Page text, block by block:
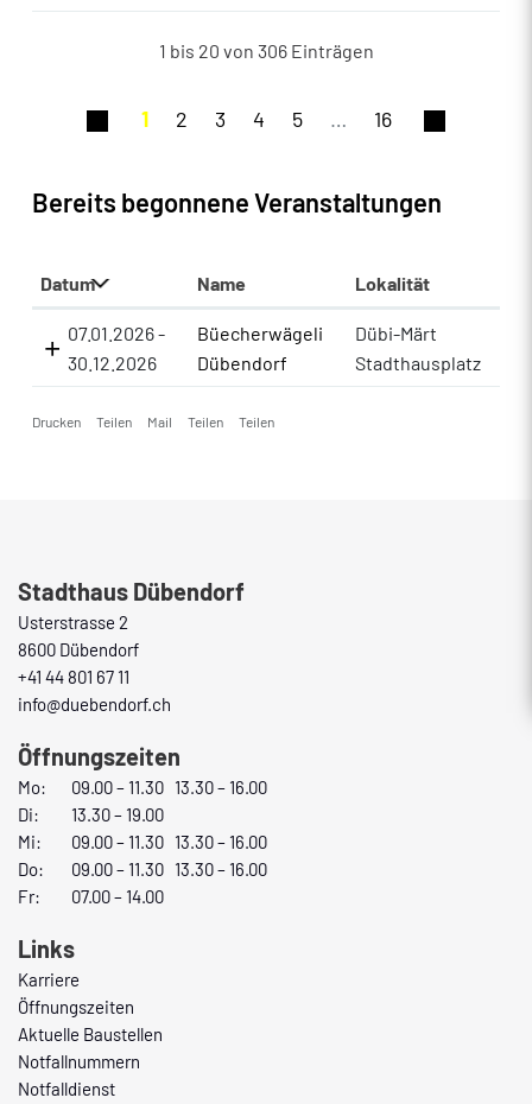
1 bis 20 von 306 Einträgen
1 2 3 4 5 … 16
Bereits begonnene Veranstaltungen
Datum Name Lokalität
07.01.2026 -
30.12.2026
Büecherwägeli
Dübendorf
Dübi-Märt
Stadthausplatz
Drucken Teilen Mail Teilen Teilen
Stadthaus Dübendorf
Usterstrasse 2
8600 Dübendorf
+41 44 801 67 11
info@duebendorf.ch
Öffnungszeiten
Mo:
09.00 – 11.30 13.30 – 16.00
Di:
13.30 – 19.00
Mi:
09.00 – 11.30 13.30 – 16.00
Do:
09.00 – 11.30 13.30 – 16.00
Fr:
07.00 – 14.00
Links
Karriere
Öffnungszeiten
Aktuelle Baustellen
Notfallnummern
Notfalldienst